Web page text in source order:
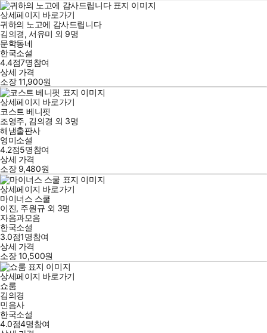
상세페이지 바로가기
귀하의 노고에 감사드립니다
김의경, 서유미 외 9명
문학동네
한국소설
4.4점7명참여
상세 가격
소장11,900원
상세페이지 바로가기
코스트 베니핏
조영주, 김의경 외 3명
해냄출판사
영미소설
4.2점5명참여
상세 가격
소장 9,480원
상세페이지 바로가기
마이너스 스쿨
이진, 주원규 외 3명
자음과모음
한국소설
3.0점1명참여
상세 가격
소장10,500원
상세페이지 바로가기
쇼룸
김의경
민음사
한국소설
4.0점4명참여